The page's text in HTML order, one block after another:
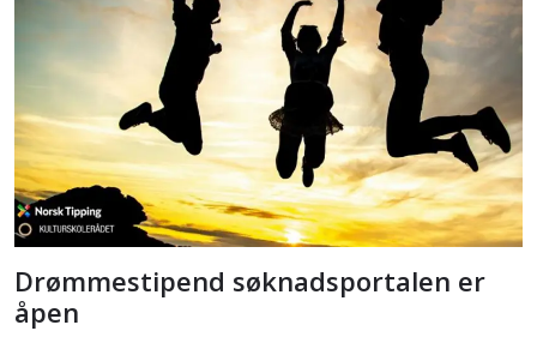
Drømmestipend søknadsportalen er
åpen